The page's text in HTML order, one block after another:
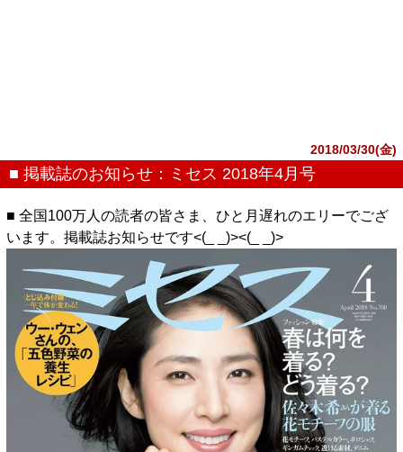
2018/03/30(金)
■ 掲載誌のお知らせ：ミセス 2018年4月号
■ 全国100万人の読者の皆さま、ひと月遅れのエリーでござ
います。掲載誌お知らせです<(_ _)><(_ _)>